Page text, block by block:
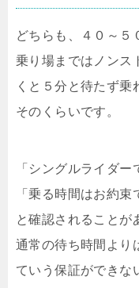
どちらも、４０～５
乗り場まではノンス
くと５分と待たず乗
そのくらいです。
「シングルライダー
「乗る時間はお約束
と確認されることが
通常の待ち時間より
ていう保証ができな